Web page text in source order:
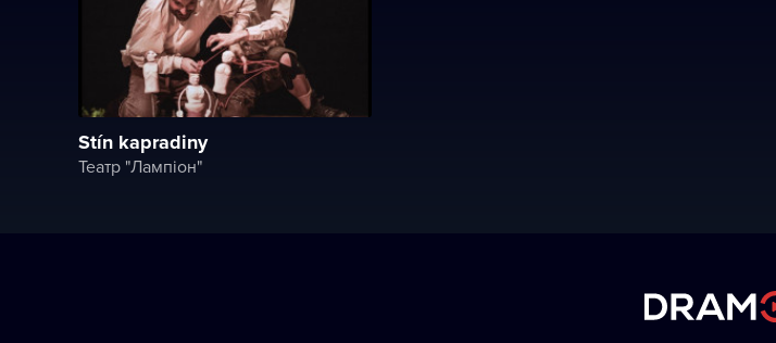
Stín kapradiny
Театр "Лампіон"